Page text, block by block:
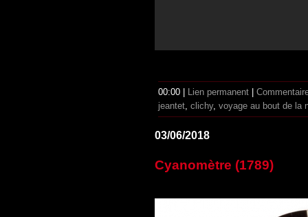
00:00 | Lien permanent
jeantet, clichy, voyage au bout de la
03/06/2018
Cyanomètre (1789)